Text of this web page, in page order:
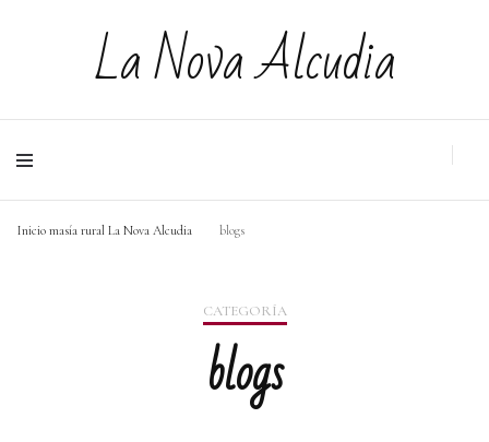
La Nova Alcudia
Inicio masía rural La Nova Alcudia blogs
CATEGORÍA
blogs